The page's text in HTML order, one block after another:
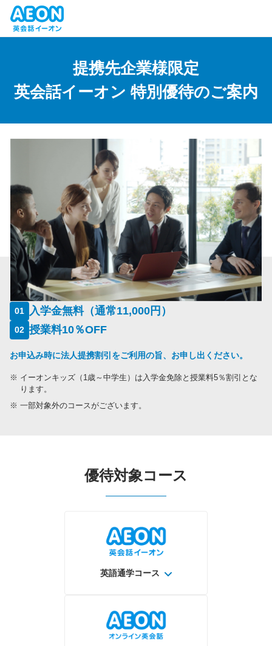
提携先企業様限定
英会話イーオン 特別優待のご案内
01 入学金無料（通常11,000円）
02 授業料10％OFF
お申込み時に法人提携割引をご利用の旨、お申し出ください。
※ イーオンキッズ（1歳～中学生）は入学金免除と授業料5％割引とな
ります。
※ 一部対象外のコースがございます。
優待対象コース
英語通学コース